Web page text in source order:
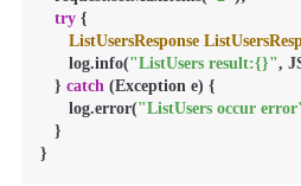
try {
ListUsersResponse
      log.info(
"ListUsers result:{}",
   }
catch (Exception e) {
      log.error(
"ListUsers occur
   }
}